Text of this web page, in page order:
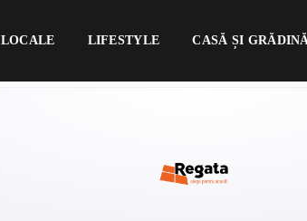
LOCALE LIFESTYLE CASĂ ȘI